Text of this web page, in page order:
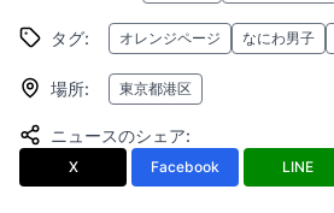
タグ: オレンジページ なにわ男子
場所: 東京都港区
ニュースのシェア:
X Facebook LINE